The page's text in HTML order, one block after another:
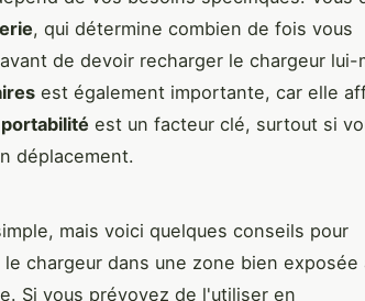
, qui détermine combien de fois vous
de devoir recharger le chargeur lui-
est également importante, car elle
portabilité est un facteur clé, surtout si
déplacement.
mais voici quelques conseils pour
chargeur dans une zone bien exposée
Si vous prévoyez de l'utiliser en